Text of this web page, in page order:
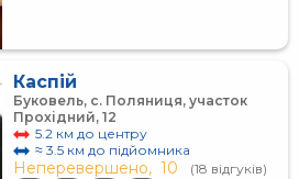
Каспій
Буковель, c. Поляниця, участок
Прохідний, 12
5.2 км до центру
≈ 3.5 км до підйомника
Неперевершено, 10 (18 відгуків)